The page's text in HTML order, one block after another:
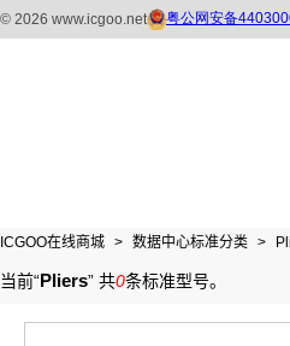
ICGOO在线商城 > 数据中心标准分类 >
当前“Pliers” 共0条标准型号。